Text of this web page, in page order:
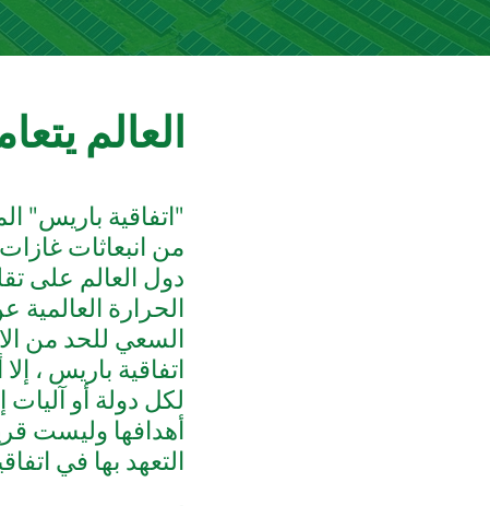
العالم
من انبعاثات
دول العالم على
الحرارة
اتفاقية باريس ،
لكل دولة أو آليات
أهدافها وليست
التعهد بها في